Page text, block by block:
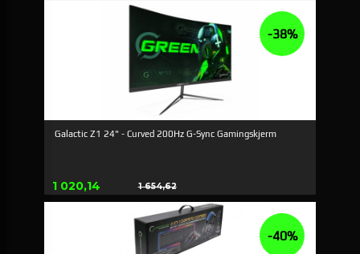
Galactic Z1 24" - Curved 200Hz G-Sync Gamingskjerm
Tilbud
1 020,14 1 654,62
Rabat
-38%
-40%